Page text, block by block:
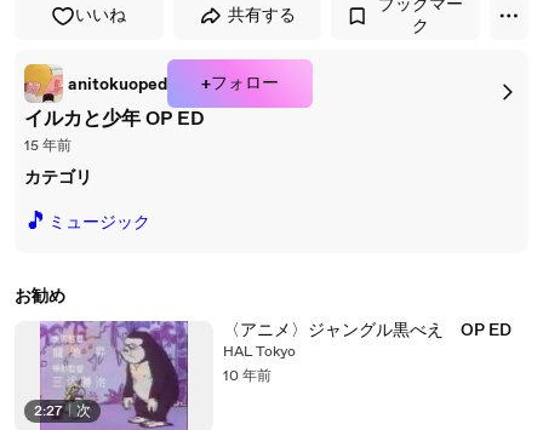
いいね 共有する
ブックマー
ク
anitokuoped +フォロー
イルカと少年 OP ED
15 年前
カテゴリ
🎵 ミュージック
お勧め
2:27 | 次
〈アニメ〉ジャングル黒べえ OP ED
HAL Tokyo
10 年前